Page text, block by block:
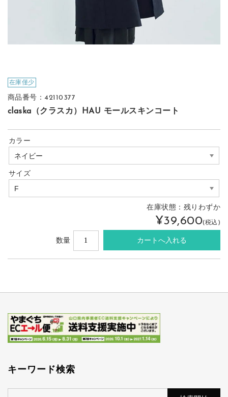
在庫僅少
商品番号：42110377
claska（クラスカ）HAU モールスキンコート
カラー
サイズ
在庫状態： 残りわずか
¥39,600(税込)
数量
キーワード検索